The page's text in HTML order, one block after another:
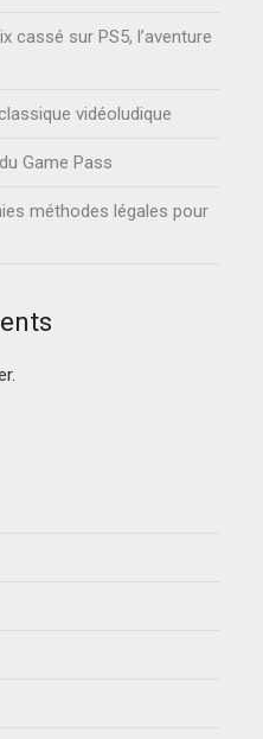
cassé sur PS5, l’aventure
vidéoludique
Game Pass
méthodes légales pour